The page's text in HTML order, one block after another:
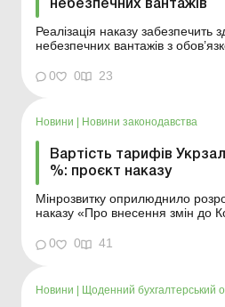
небезпечних вантажів
Реалізація наказу забезпечить
небезпечних вантажів з
перевезення небезпечних
життю і здоров’ю фізичних
0 0 23
Новини Новини законодавства
Вартість тарифів
%: проєкт наказу
Мінрозвитку оприлюднило
наказу «Про внесення змін до
перевезення вантажів
межах України та пов’язані з
0 0 41
Новини | Щоденний бухгалтерський